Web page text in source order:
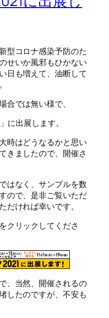
型コロナ感染予防のた
せいか風邪もひかない
日も増えて、油断して
合では無い様で、
に出展します。
時はどうなるかと思い
きましたので、開催さ
はなく、サンプルを数
ので、是非ご覧いただ
だければ幸いです。
クリックしてくださ
、当然、開催されるの
したのですが、不安も